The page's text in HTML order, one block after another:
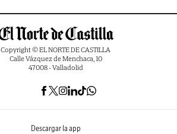
Copyright © EL NORTE DE CASTILLA
Calle Vázquez de Menchaca, 10
47008 - Valladolid
Descargar la app